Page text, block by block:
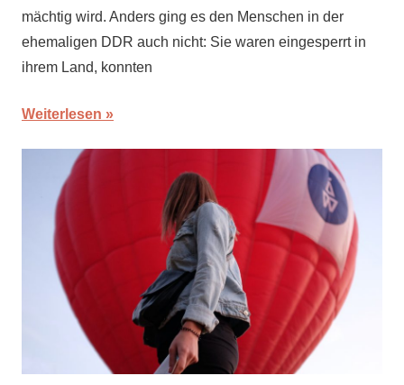
mächtig wird. Anders ging es den Menschen in der
ehemaligen DDR auch nicht: Sie waren eingesperrt in
ihrem Land, konnten
Weiterlesen